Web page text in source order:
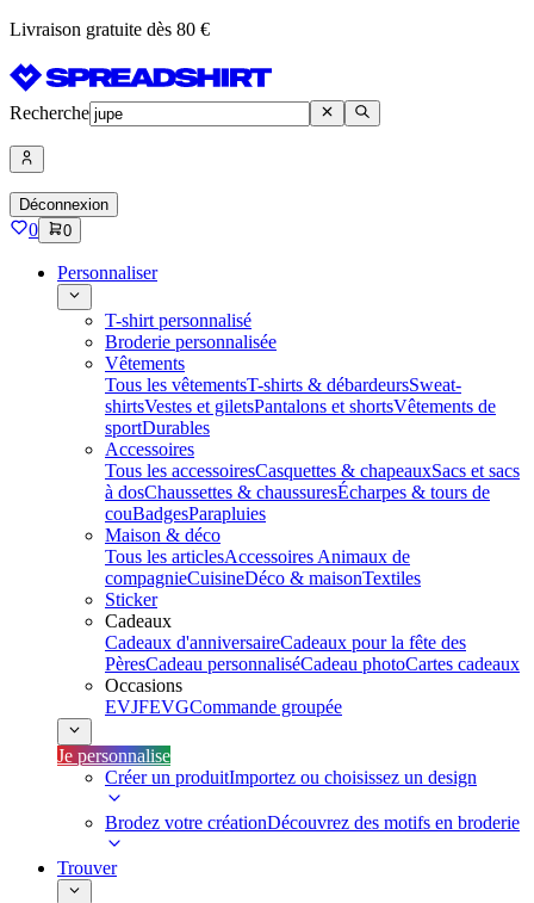
Livraison gratuite dès 80 €
Recherche
Déconnexion
0 0
Personnaliser
T-shirt personnalisé
Broderie personnalisée
Vêtements
Tous les vêtementsT-shirts & débardeursSweat-
shirtsVestes et giletsPantalons et shortsVêtements de
sportDurables
Accessoires
Tous les accessoiresCasquettes & chapeauxSacs et sacs
à dosChaussettes & chaussuresÉcharpes & tours de
couBadgesParapluies
Maison & déco
Tous les articlesAccessoires Animaux de
compagnieCuisineDéco & maisonTextiles
Sticker
Cadeaux
Cadeaux d'anniversaireCadeaux pour la fête des
PèresCadeau personnaliséCadeau photoCartes cadeaux
Occasions
EVJFEVGCommande groupée
Je personnalise
Créer un produitImportez ou choisissez un design
Brodez votre créationDécouvrez des motifs en broderie
Trouver